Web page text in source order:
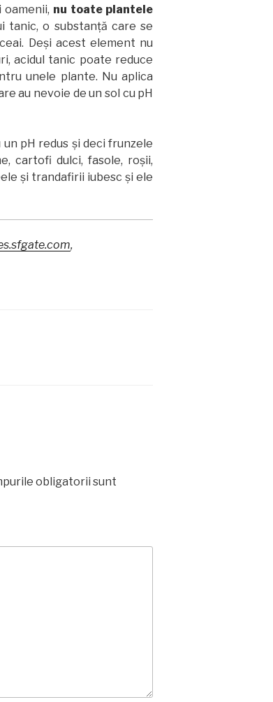
nu toate plantele
tanic, o substanță care se
Deși acest element nu
acidul tanic poate reduce
unele plante. Nu aplica
au nevoie de un sol cu pH
pH redus și deci frunzele
cartofi dulci, fasole, roșii,
și trandafirii iubesc și ele
,
obligatorii sunt